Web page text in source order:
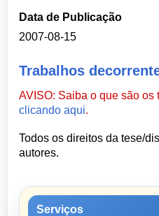
Data de Publicação
2007-08-15
Trabalhos
AVISO: Saiba o que são os
clicando aqui.
Todos os direitos da tese/
autores.
Serviços